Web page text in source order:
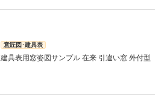
意匠図･建具表
建具表用窓姿図サンプル 在来 引違い窓 外付型